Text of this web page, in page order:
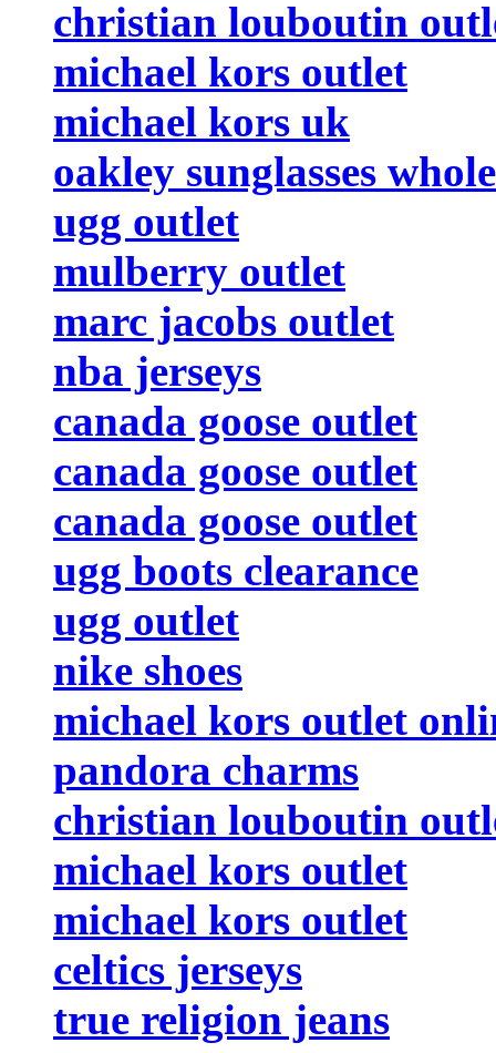
christian louboutin
michael kors outlet
michael kors uk
oakley sunglasses
ugg outlet
mulberry outlet
marc jacobs outlet
nba jerseys
canada goose outlet
canada goose outlet
canada goose outlet
ugg boots clearance
ugg outlet
nike shoes
michael kors outlet
pandora charms
christian louboutin
michael kors outlet
michael kors outlet
celtics jerseys
true religion jeans